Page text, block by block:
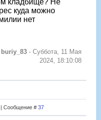
кладбище? Не
куда можно
нет
buriy_83 - Суббота, 11 Мая
2024, 18:10:08
| Сообщение # 37